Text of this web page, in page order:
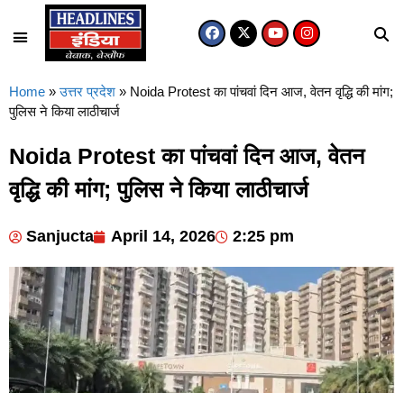
Home » उत्तर प्रदेश » Noida Protest का पांचवां दिन आज, वेतन वृद्धि की मांग;
पुलिस ने किया लाठीचार्ज
Noida Protest का पांचवां दिन आज, वेतन
वृद्धि की मांग; पुलिस ने किया लाठीचार्ज
Sanjucta April 14, 2026 2:25 pm